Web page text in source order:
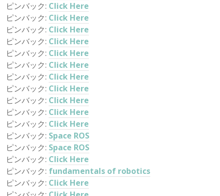
ピンバック: Click Here
ピンバック: Click Here
ピンバック: Click Here
ピンバック: Click Here
ピンバック: Click Here
ピンバック: Click Here
ピンバック: Click Here
ピンバック: Click Here
ピンバック: Click Here
ピンバック: Click Here
ピンバック: Click Here
ピンバック: Space ROS
ピンバック: Space ROS
ピンバック: Click Here
ピンバック: fundamentals of robotics
ピンバック: Click Here